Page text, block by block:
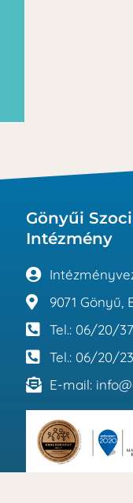
Gönyűi
Intézmény
9071 Gönyű,
Tel.: 06/20/
Tel.: 06/20/
E-mail: